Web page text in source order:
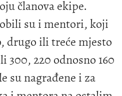
članova ekipe.
su i mentori, koji
drugo ili treće mjesto
300, 220 odnosno 160
su nagrađene i za